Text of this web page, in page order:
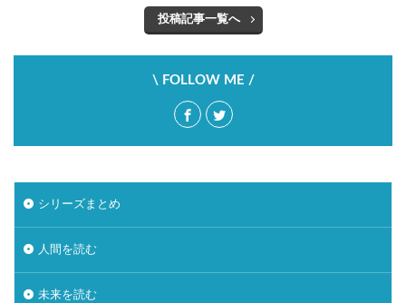
投稿記事一覧へ
\ FOLLOW ME /
シリーズまとめ
人間を読む
未来を読む